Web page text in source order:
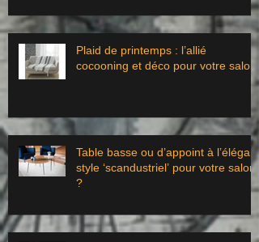
Plaid de printemps : l’allié
cocooning et déco pour votre salon
Table basse ou d’appoint à l’élégant
style ‘scandustriel’ pour votre salon
?